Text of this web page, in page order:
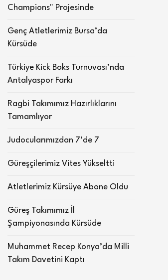
Champions" Projesinde
Genç Atletlerimiz Bursa’da
Kürsüde
Türkiye Kick Boks Turnuvası’nda
Antalyaspor Farkı
Ragbi Takımımız Hazırlıklarını
Tamamlıyor
Judocularımızdan 7’de 7
Güreşçilerimiz Vites Yükseltti
Atletlerimiz Kürsüye Abone Oldu
Güreş Takımımız İl
Şampiyonasında Kürsüde
Muhammet Recep Konya’da Milli
Takım Davetini Kaptı